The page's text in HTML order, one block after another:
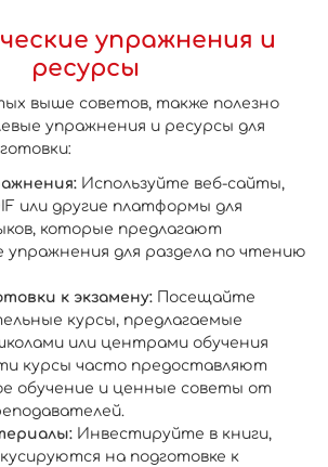
упражнения и
ресурсы
выше советов, также полезно
упражнения и ресурсы для
Используйте веб-сайты,
или другие платформы для
которые предлагают
упражнения для раздела по чтению
к экзамену: Посещайте
курсы, предлагаемые
или центрами обучения
курсы часто предоставляют
обучение и ценные советы от
Инвестируйте в книги,
на подготовке к